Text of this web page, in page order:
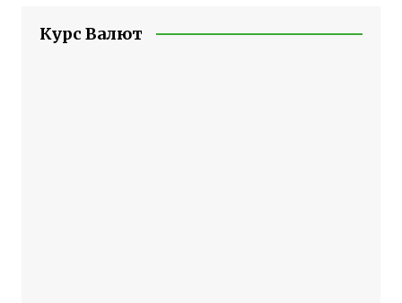
Курс Валют